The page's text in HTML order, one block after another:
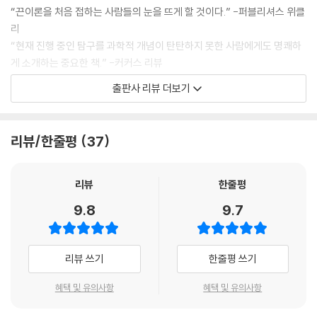
나를 의자 쪽으로 잡아당기고 있기 때문’이라고 생각할 것이다. 그러나 아
인슈타인은 ‘지구의 질량이 당신 머리 위의 공간을 휘어지게 만들었고, 그
로 인해 당신의 몸이 의자 쪽으로 내리 눌려지고 있기 때문에 의자에 계속
앉아 있을 수 있다’고 강변한다.
--- p.65
플랑크상수의 값을 점점 줄여서 0에 가깝게 하면 양자이론의 모든 방정식
자의 거동이 우리에게 친숙한 뉴턴의 운동법칙과 일치하게 된다). 일상적
이 옳은 것처럼 보이는 것이다.
슈뢰딩거의 고양이 역설은 18세기 아일랜드의 철학자이자 주교였던 조지
버클리의 질문을 연상시킨다. 울창한 숲속에서 커다란 나무가 쓰러졌는데
그것을 보거나 듣는 사람이 하나도 없다면, 과연 그 나무는 소리를 낼 것인
가? 유아론자(자기중심주의자)들은 ‘소리가 나지 않는다’고 주장할 것이
“끈이론을 처음 접하는 사람들의 눈을 뜨게 할 것이다.” -퍼블리셔스 위클
리
“현재 진행 중인 탐구를 과학적 개념이 탄탄하지 못한 사람에게도 명쾌하
게 소개하는 중요한 책.” -커커스 리뷰
"끈이론, 물리학의 역사, 양자물리학에 대해 아는 것이 거의 없어도 이해할
수 있을 만큼 쉽게 쓰인 책이다. 이 주제에 조금이라도 관심이 있다면 주저
매번 좌절했는데 이 책에는 정말 감동했다. 간결하고 재미있고 영감을 주
"하루 만에 다 읽었다. 책을 내려놓을 수가 없었다. 몇 번이고 다시 읽을 것
"몇 년 동안 읽은 책 중에서 최고의 책이다. 아이들에게 과학에 대해 무언가
알려주기 전에 반드시 이 책을 읽기를 바란다." -아마존 독자
“존재에 관한 사색에 잠긴 모든 사람에게 권한다.” _북리스트
출판사 리뷰 더보기
리뷰/한줄평 37
리뷰
9.8
리뷰 쓰기
혜택 및 유의사항
한줄평
9.7
한줄평 쓰기
혜택 및 유의사항